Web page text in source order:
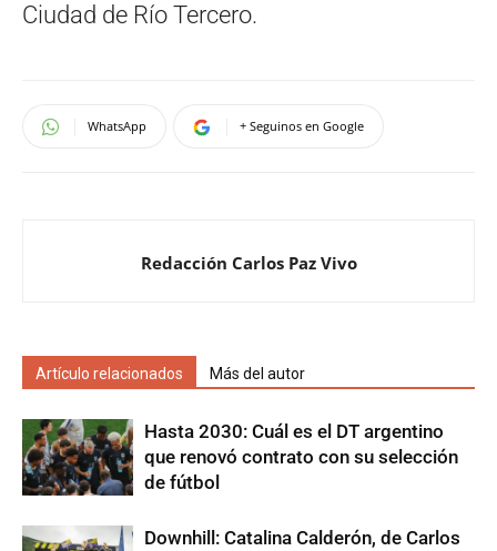
Ciudad de Río Tercero.
WhatsApp + Seguinos en Google
Redacción Carlos Paz Vivo
Artículo relacionados Más del autor
Hasta 2030: Cuál es el DT argentino
que renovó contrato con su selección
de fútbol
Downhill: Catalina Calderón, de Carlos